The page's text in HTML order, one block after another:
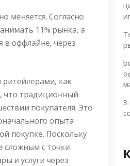
меняется. Согласно
11% рынка, а
в оффлайне, через
как
что традиционный
покупателя. Это
опыта
покупке. Поскольку
сложным с точки
и услуги через
3